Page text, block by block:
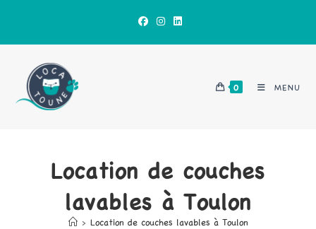
0 MENU
Location de couches
lavables à Toulon
> Location de couches lavables à Toulon